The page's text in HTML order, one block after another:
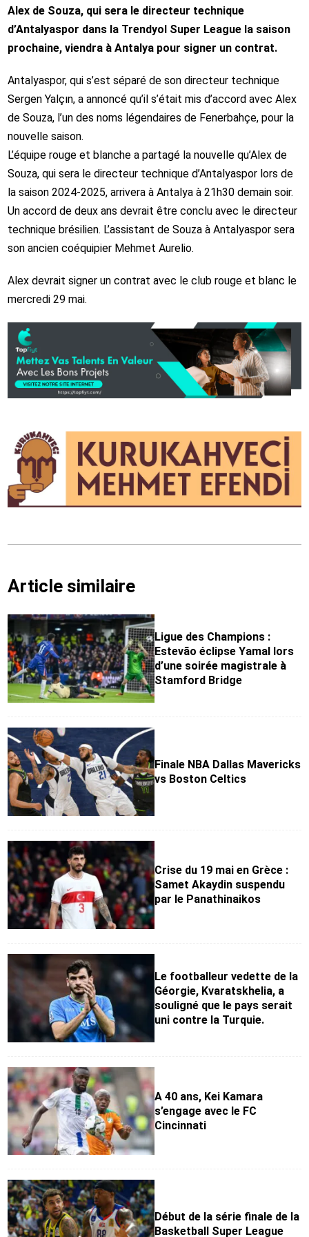
Alex de Souza, qui sera le directeur technique
d’Antalyaspor dans la Trendyol Super League la saison
prochaine, viendra à Antalya pour signer un contrat.
Antalyaspor, qui s’est séparé de son directeur technique
Sergen Yalçın, a annoncé qu’il s’était mis d’accord avec Alex
de Souza, l’un des noms légendaires de Fenerbahçe, pour la
nouvelle saison.
L’équipe rouge et blanche a partagé la nouvelle qu’Alex de
Souza, qui sera le directeur technique d’Antalyaspor lors de
la saison 2024-2025, arrivera à Antalya à 21h30 demain soir.
Un accord de deux ans devrait être conclu avec le directeur
technique brésilien. L’assistant de Souza à Antalyaspor sera
son ancien coéquipier Mehmet Aurelio.
Alex devrait signer un contrat avec le club rouge et blanc le
mercredi 29 mai.
Article similaire
Ligue des Champions :
Estevão éclipse Yamal lors
d’une soirée magistrale à
Stamford Bridge
Finale NBA Dallas Mavericks
vs Boston Celtics
Crise du 19 mai en Grèce :
Samet Akaydin suspendu
par le Panathinaikos
Le footballeur vedette de la
Géorgie, Kvaratskhelia, a
souligné que le pays serait
uni contre la Turquie.
A 40 ans, Kei Kamara
s’engage avec le FC
Cincinnati
Début de la série finale de la
Basketball Super League